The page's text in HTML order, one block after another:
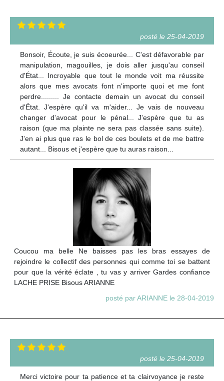
posté le 25-04-2019
Bonsoir, Écoute, je suis écoeurée... C'est défavorable par
manipulation, magouilles, je dois aller jusqu'au conseil
d'État... Incroyable que tout le monde voit ma réussite
alors que mes avocats font n'importe quoi et me font
perdre......... Je contacte demain un avocat du conseil
d'État. J'espère qu'il va m'aider... Je vais de nouveau
changer d'avocat pour le pénal... J'espère que tu as
raison (que ma plainte ne sera pas classée sans suite).
J'en ai plus que ras le bol de ces boulets et de me battre
autant... Bisous et j'espère que tu auras raison...
Coucou ma belle Ne baisses pas les bras essayes de
rejoindre le collectif des personnes qui comme toi se battent
pour que la vérité éclate , tu vas y arriver Gardes confiance
LACHE PRISE Bisous ARIANNE
posté par ARIANNE le 28-04-2019
posté le 25-04-2019
Merci victoire pour ta patience et ta clairvoyance je reste